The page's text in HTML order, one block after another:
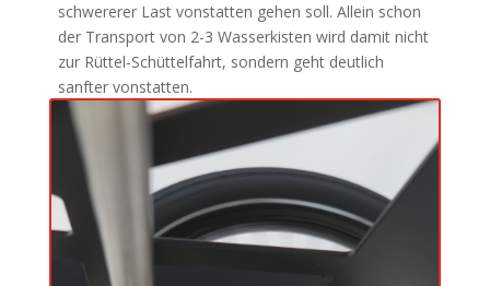
schwererer Last vonstatten gehen soll. Allein schon
der Transport von 2-3 Wasserkisten wird damit nicht
zur Rüttel-Schüttelfahrt, sondern geht deutlich
sanfter vonstatten.